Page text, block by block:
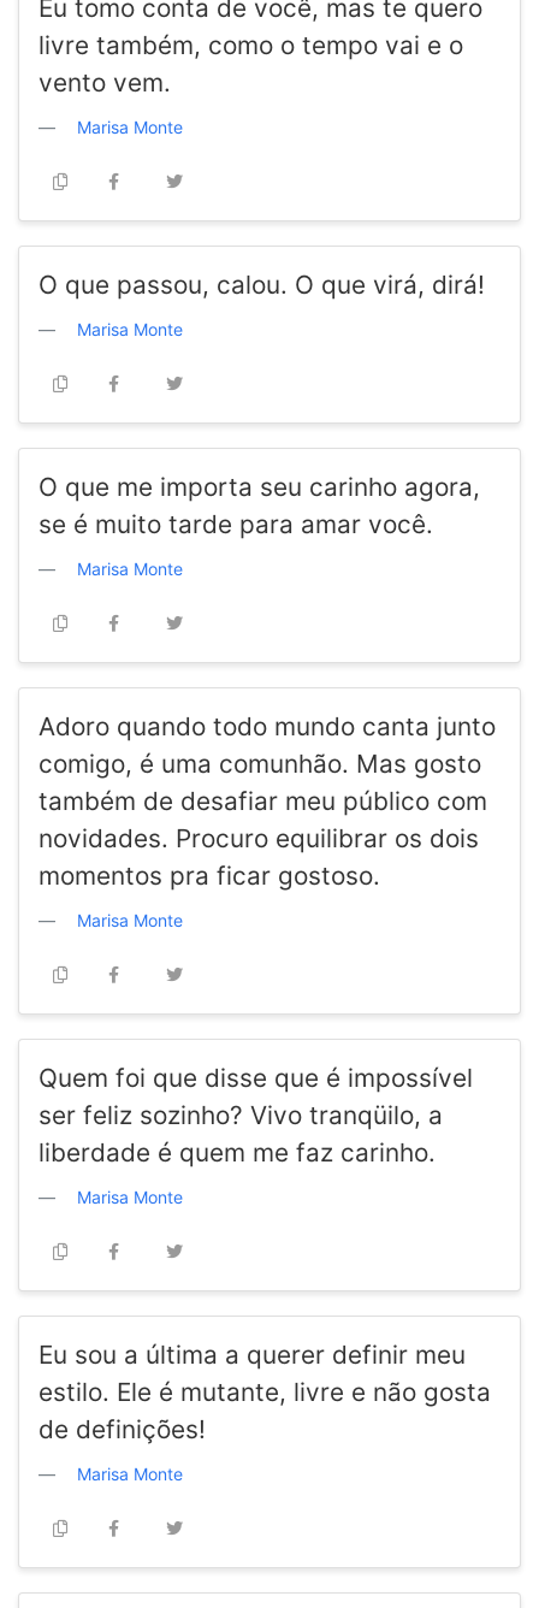
Eu tomo conta de você, mas te quero
livre também, como o tempo vai e o
vento vem.
Marisa Monte
O que passou, calou. O que virá, dirá!
Marisa Monte
O que me importa seu carinho agora,
se é muito tarde para amar você.
Marisa Monte
Adoro quando todo mundo canta junto
comigo, é uma comunhão. Mas gosto
também de desafiar meu público com
novidades. Procuro equilibrar os dois
momentos pra ficar gostoso.
Marisa Monte
Quem foi que disse que é impossível
ser feliz sozinho? Vivo tranqüilo, a
liberdade é quem me faz carinho.
Marisa Monte
Eu sou a última a querer definir meu
estilo. Ele é mutante, livre e não gosta
de definições!
Marisa Monte